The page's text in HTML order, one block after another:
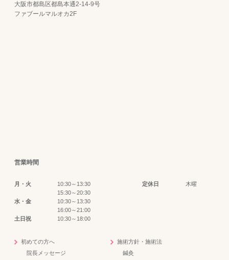
大阪市都島区都島本通2-14-9号
ファブールマルオカ2F
営業時間
月・火
10:30～13:30
15:30～20:30
定休日 木曜
水・金
10:30～13:30
16:00～21:00
土日祝
10:30～18:00
初めての方へ
院長メッセージ
施術方針・施術法
鍼灸